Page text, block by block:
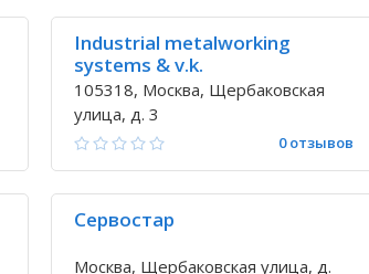
Industrial metalworking
systems & v.k.
105318, Москва, Щербаковская
улица, д. 3
0 отзывов
Сервостар
Москва, Щербаковская улица, д.